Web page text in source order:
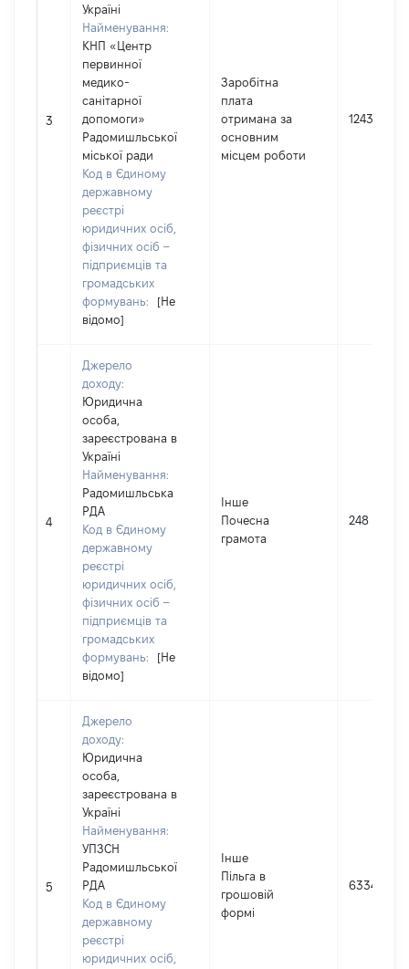
3
Україні
Найменування:
КНП «Центр
первинної
медико-
санітарної
допомоги»
Радомишльської
міської ради
Код в Єдиному
державному
реєстрі
юридичних осіб,
фізичних осіб –
підприємців та
громадських
формувань:
[Не
відомо]
Заробітна
плата
отримана за
основним
місцем роботи
124394
4
Джерело
доходу:
Юридична
особа,
зареєстрована в
Україні
Найменування:
Радомишльська
РДА
Код в Єдиному
державному
реєстрі
юридичних осіб,
фізичних осіб –
підприємців та
громадських
формувань:
[Не
відомо]
Інше
Почесна
грамота
248
5
Джерело
доходу:
Юридична
особа,
зареєстрована в
Україні
Найменування:
УПЗСН
Радомишльської
РДА
Код в Єдиному
державному
реєстрі
юридичних осіб,
Інше
Пільга в
грошовій
формі
6334